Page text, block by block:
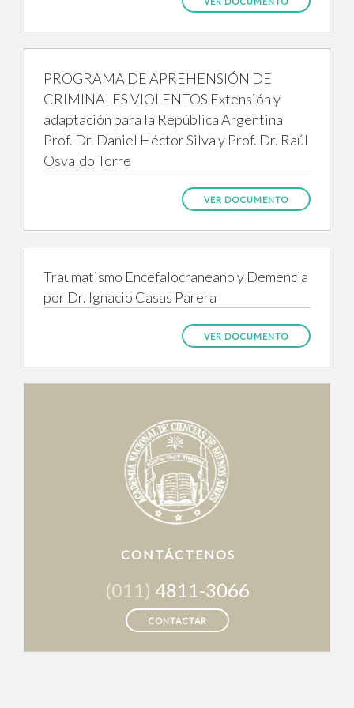
PROGRAMA DE APREHENSIÓN DE
CRIMINALES VIOLENTOS Extensión y
adaptación para la República Argentina
Prof. Dr. Daniel Héctor Silva y Prof. Dr. Raúl
Osvaldo Torre
VER DOCUMENTO
Traumatismo Encefalocraneano y Demencia
por Dr. Ignacio Casas Parera
VER DOCUMENTO
CONTÁCTENOS
(011) 4811-3066
CONTACTAR